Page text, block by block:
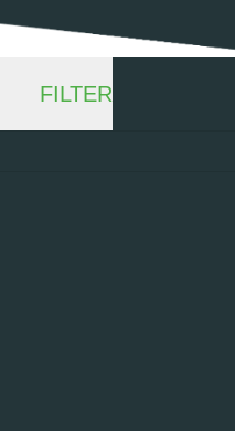
FILTER